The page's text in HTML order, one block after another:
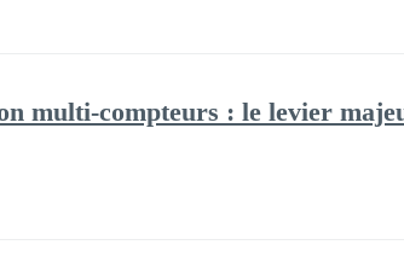
multi-compteurs : le levier